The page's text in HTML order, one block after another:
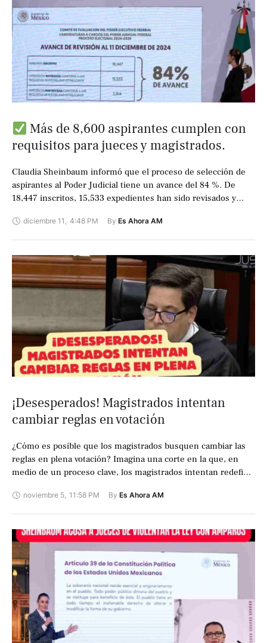
Más de 8,600 aspirantes cumplen con
requisitos para jueces y magistrados.
Claudia Sheinbaum informó que el proceso de selección de
aspirantes al Poder Judicial tiene un avance del 84 %. De
18,447 inscritos, 15,533 expedientes han sido revisados y
diciembre 11 , 4:48 PM By Es Ahora AM
¡Desesperados! Magistrados intentan
cambiar reglas en votación
¿Cómo es posible que los magistrados busquen cambiar las
reglas en plena votación? Imagina una corte en la que, en
medio de un proceso clave, los magistrados intentan redefinir
noviembre 5, 11:58 PM By Es Ahora AM